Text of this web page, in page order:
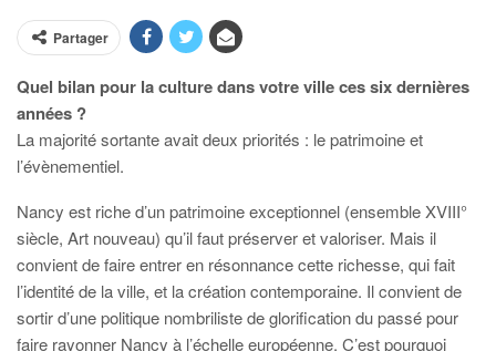
Partager
Quel bilan pour la culture dans votre ville ces six dernières
années ?
La majorité sortante avait deux priorités : le patrimoine et
l’évènementiel.
Nancy est riche d’un patrimoine exceptionnel (ensemble XVIII°
siècle, Art nouveau) qu’il faut préserver et valoriser. Mais il
convient de faire entrer en résonnance cette richesse, qui fait
l’identité de la ville, et la création contemporaine. Il convient de
sortir d’une politique nombriliste de glorification du passé pour
faire rayonner Nancy à l’échelle européenne. C’est pourquoi